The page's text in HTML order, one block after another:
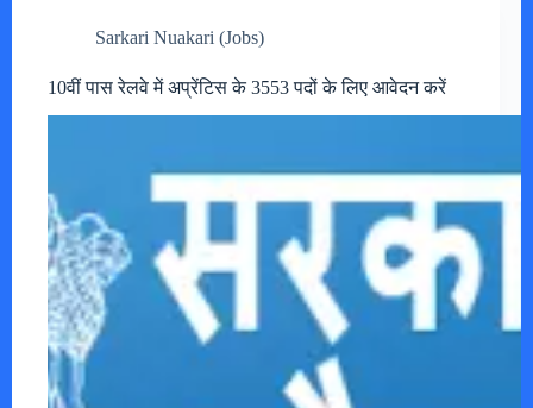
Sarkari Nuakari (Jobs)
10वीं पास रेलवे में अप्रेंटिस के 3553 पदों के लिए आवेदन करें